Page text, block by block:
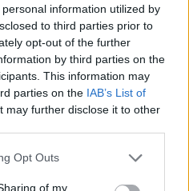
information utilized by
to third parties prior to
opt-out of the further
by third parties on the
This information may
parties on the IAB’s List of
may further disclose it to other
uses one or more Google
behaviour. You may click to
Opt Outs
of my
46enne torinese dal look
è un analista tattico che
in racconti social. Ricorda
rimonta al box stampa dello
Torino: da
la sua linea editoriale,
visive per il tifoso
una stagione